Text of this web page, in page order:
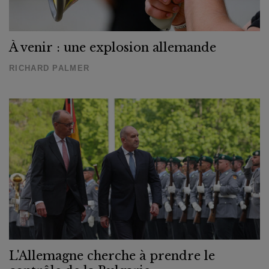
À venir : une explosion allemande
RICHARD PALMER
L'Allemagne cherche à prendre le